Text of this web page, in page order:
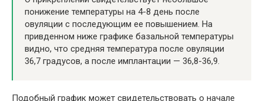
понижение температуры на 4-8 день после
овуляции с последующим ее повышением. На
привденном ниже графике базальной температуры
видно, что средняя температура после овуляции
36,7 градусов, а после имплантации — 36,8-36,9.
Подобный график может свидетельствовать о начале